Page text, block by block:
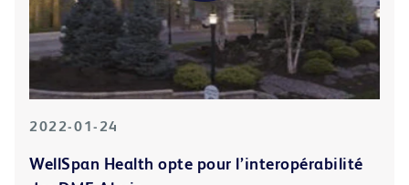
2022-01-24
WellSpan Health opte pour l’interopérabilité